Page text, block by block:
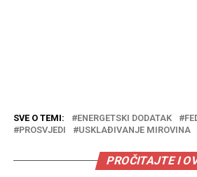
SVE O TEMI: ENERGETSKI DODATAK
PROSVJEDI
USKLAĐIVANJE MIROVINA
PROČITAJTE I